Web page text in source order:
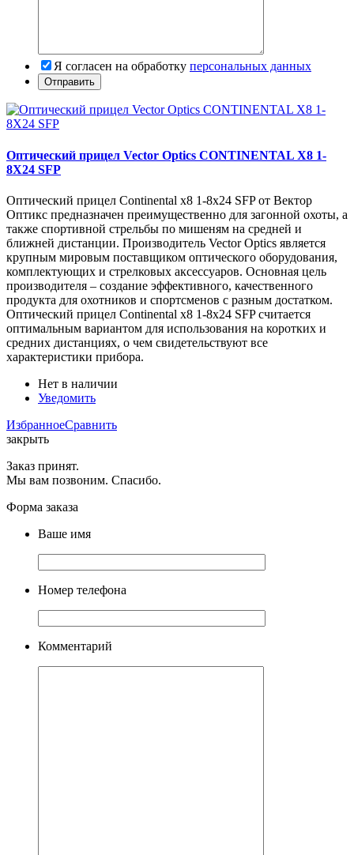
Я согласен на обработку персональных данных
Оптический прицел Vector Optics CONTINENTAL X8 1-
8X24 SFP
Оптический прицел Continental x8 1-8x24 SFP от Вектор
Оптикс предназначен преимущественно для загонной охоты, а
также спортивной стрельбы по мишеням на средней и
ближней дистанции. Производитель Vector Optics является
крупным мировым поставщиком оптического оборудования,
комплектующих и стрелковых аксессуаров. Основная цель
производителя – создание эффективного, качественного
продукта для охотников и спортсменов с разным достатком.
Оптический прицел Continental x8 1-8x24 SFP считается
оптимальным вариантом для использования на коротких и
средних дистанциях, о чем свидетельствуют все
характеристики прибора.
Нет в наличии
Уведомить
ИзбранноеСравнить
закрыть
Заказ принят.
Мы вам позвоним. Спасибо.
Форма заказа
Ваше имя
Номер телефона
Комментарий